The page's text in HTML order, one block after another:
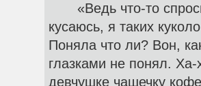
«Ведь что-то
кусаюсь, я таких
Поняла что ли? Вон,
глазками не понял.
девчушке чашечку